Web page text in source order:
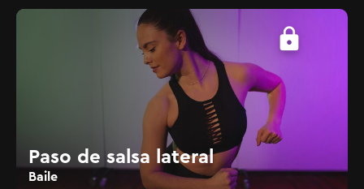
lock
Paso de salsa lateral
Baile